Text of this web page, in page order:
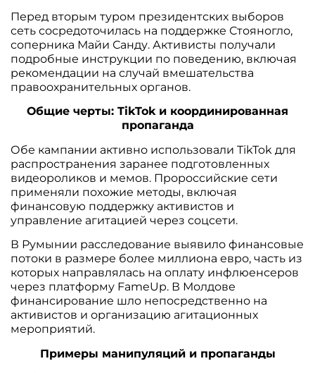
Перед вторым туром президентских выборов
сеть сосредоточилась на поддержке Стояногло,
соперника Майи Санду. Активисты получали
подробные инструкции по поведению, включая
рекомендации на случай вмешательства
правоохранительных органов.
Общие черты: TikTok и координированная
пропаганда
Обе кампании активно использовали TikTok для
распространения заранее подготовленных
видеороликов и мемов. Пророссийские сети
применяли похожие методы, включая
финансовую поддержку активистов и
управление агитацией через соцсети.
В Румынии расследование выявило финансовые
потоки в размере более миллиона евро, часть из
которых направлялась на оплату инфлюенсеров
через платформу FameUp. В Молдове
финансирование шло непосредственно на
активистов и организацию агитационных
мероприятий.
Примеры манипуляций и пропаганды